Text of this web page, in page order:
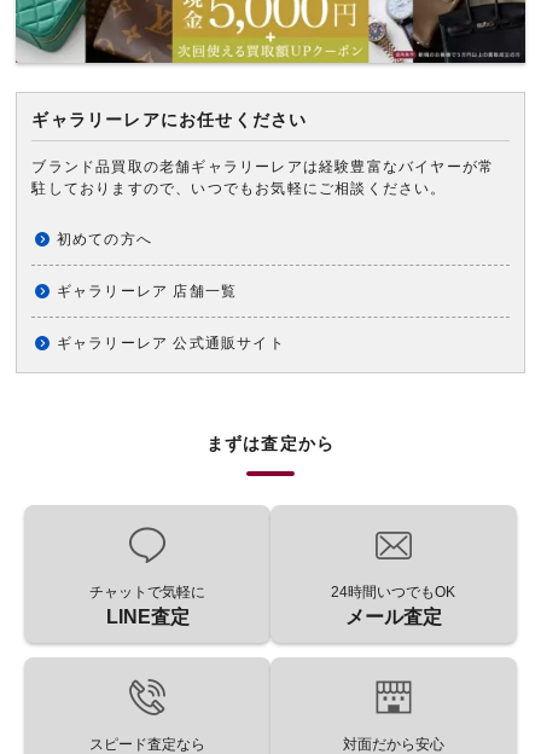
ギャラリーレアにお任せください
ブランド品買取の老舗ギャラリーレアは経験豊富なバイヤーが常
駐しておりますので、いつでもお気軽にご相談ください。
初めての方へ
ギャラリーレア 店舗一覧
ギャラリーレア 公式通販サイト
まずは査定から
チャットで気軽に
LINE査定
24時間いつでもOK
メール査定
スピード査定なら 対面だから安心